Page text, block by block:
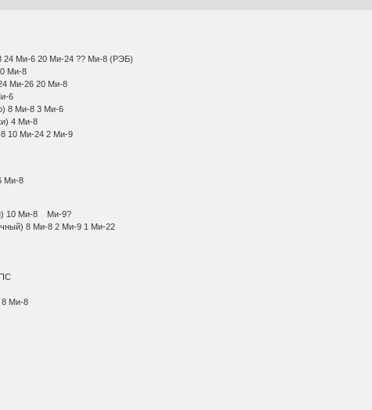
8 24 Ми-6 20 Ми-24 ?? Ми-8 (РЭБ)
6 40 Ми-8
6 24 Ми-26 20 Ми-8
8 2 Ми-6
8 Ми-8 3 Ми-6
4 Ми-8
Ми-8 10 Ми-24 2 Ми-9
Ми-8
6 Ми-8
10 Ми-8 Ми-9?
8 Ми-8 2 Ми-9 1 Ми-22
Ми-8
4 Ми-8
Ми-8
4 Ка-27ПС
8 Ми-8
Ми-8
5 Ми-8
2 Ми-8
Ми-8
2 Ми-8
3 Ми-8